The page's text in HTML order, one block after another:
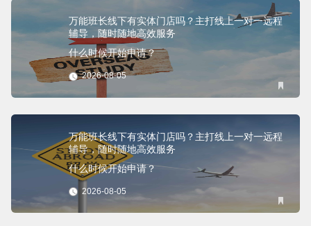
万能班长线下有实体门店吗？主打线上一对一远程
辅导，随时随地高效服务
什么时候开始申请？
2026-08-05
万能班长线下有实体门店吗？主打线上一对一远程
辅导，随时随地高效服务
什么时候开始申请？
2026-08-05